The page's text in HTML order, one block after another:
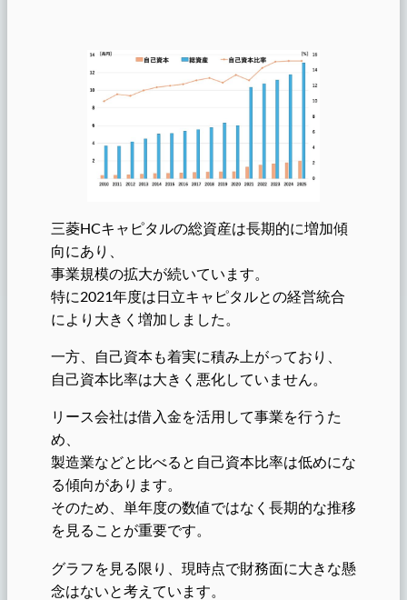
三菱HCキャピタルの総資産は長期的に増加傾
向にあり、
事業規模の拡大が続いています。
特に2021年度は日立キャピタルとの経営統合
により大きく増加しました。
一方、自己資本も着実に積み上がっており、
自己資本比率は大きく悪化していません。
リース会社は借入金を活用して事業を行うた
め、
製造業などと比べると自己資本比率は低めにな
る傾向があります。
そのため、単年度の数値ではなく長期的な推移
を見ることが重要です。
グラフを見る限り、現時点で財務面に大きな懸
念はないと考えています。